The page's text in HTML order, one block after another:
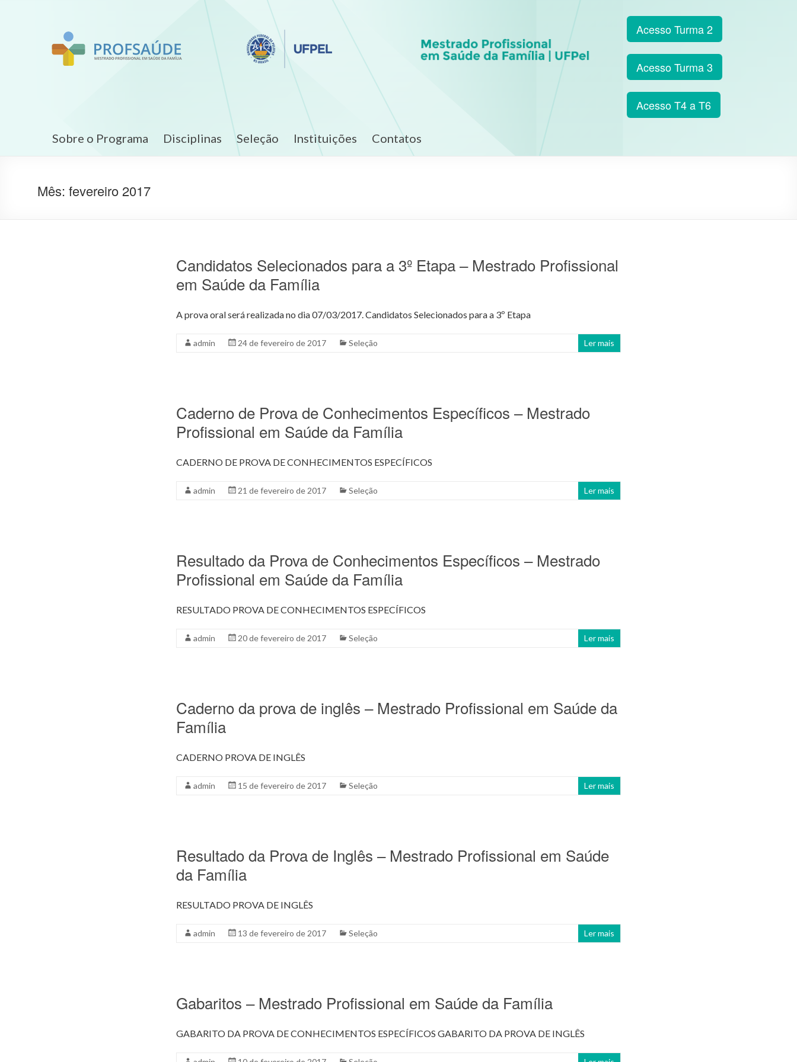
Acesso Turma 2
Acesso Turma 3
Acesso T4 a T6
Sobre o Programa Disciplinas Seleção Instituições Contatos
Mês: fevereiro 2017
Candidatos Selecionados para a 3º Etapa – Mestrado Profissional
em Saúde da Família
A prova oral será realizada no dia 07/03/2017. Candidatos Selecionados para a 3º Etapa
admin 24 de fevereiro de 2017 Seleção Ler mais
Caderno de Prova de Conhecimentos Específicos – Mestrado
Profissional em Saúde da Família
CADERNO DE PROVA DE CONHECIMENTOS ESPECÍFICOS
admin 21 de fevereiro de 2017 Seleção Ler mais
Resultado da Prova de Conhecimentos Específicos – Mestrado
Profissional em Saúde da Família
RESULTADO PROVA DE CONHECIMENTOS ESPECÍFICOS
admin 20 de fevereiro de 2017 Seleção Ler mais
Caderno da prova de inglês – Mestrado Profissional em Saúde da
Família
CADERNO PROVA DE INGLÊS
admin 15 de fevereiro de 2017 Seleção Ler mais
Resultado da Prova de Inglês – Mestrado Profissional em Saúde
da Família
RESULTADO PROVA DE INGLÊS
admin 13 de fevereiro de 2017 Seleção Ler mais
Gabaritos – Mestrado Profissional em Saúde da Família
GABARITO DA PROVA DE CONHECIMENTOS ESPECÍFICOS GABARITO DA PROVA DE INGLÊS